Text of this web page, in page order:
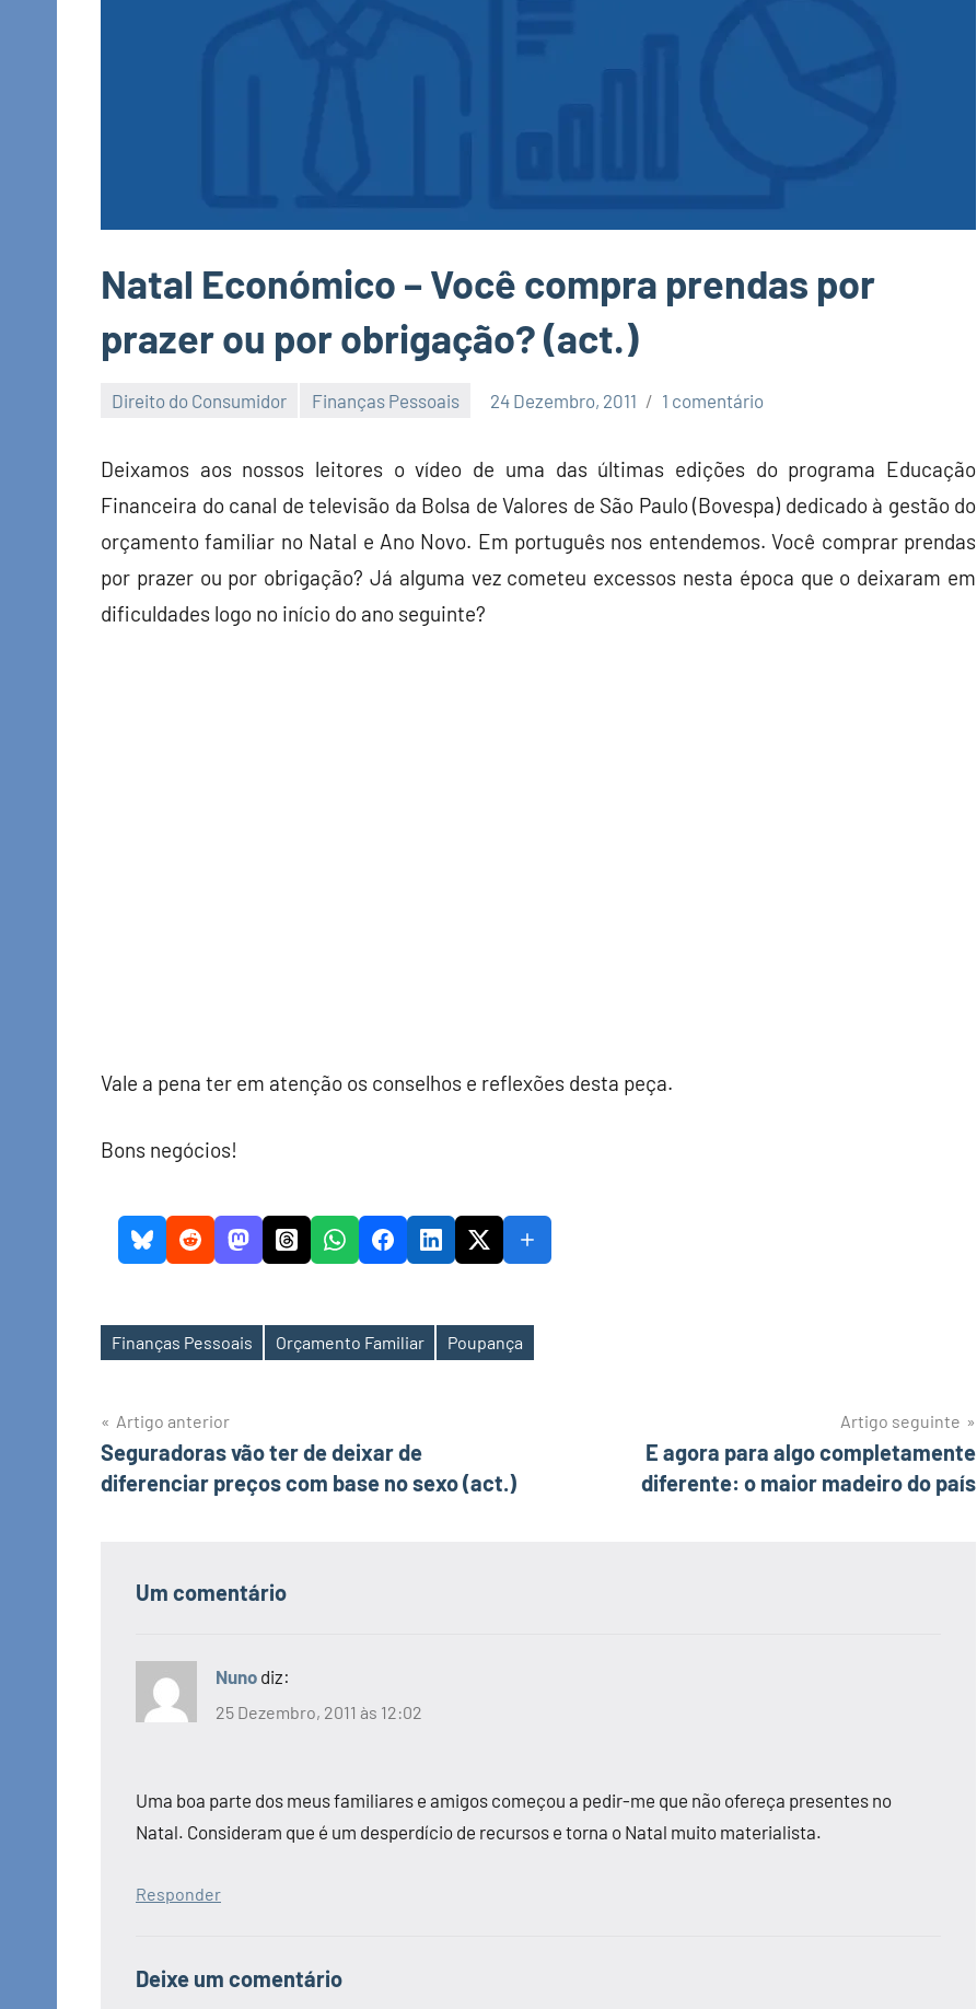
Natal Económico – Você compra prendas por
prazer ou por obrigação? (act.)
Direito do Consumidor Finanças Pessoais 24 Dezembro, 2011
Finanças
1 comentário
Deixamos aos nossos leitores o vídeo de uma das últimas edições do programa Educação
Financeira do canal de televisão da Bolsa de Valores de São Paulo (Bovespa) dedicado à gestão do
orçamento familiar no Natal e Ano Novo. Em português nos entendemos. Você comprar prendas
por prazer ou por obrigação? Já alguma vez cometeu excessos nesta época que o deixaram em
dificuldades logo no início do ano seguinte?
Vale a pena ter em atenção os conselhos e reflexões desta peça.
Bons negócios!
Etiquetas
Finanças Pessoais Orçamento Familiar Poupança
Navegação
de
Artigo anterior
Seguradoras vão ter de deixar de
diferenciar preços com base no sexo (act.)
Artigo seguinte
E agora para algo completamente
diferente: o maior madeiro do país
Um comentário
Nuno diz:
25 Dezembro, 2011 às 12:02
Uma boa parte dos meus familiares e amigos começou a pedir-me que não ofereça presentes no
Natal. Consideram que é um desperdício de recursos e torna o Natal muito materialista.
Responder
Deixe um comentário